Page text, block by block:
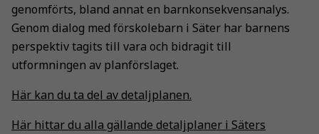
genomförts, bland annat en barnkonsekvensanalys.
Genom dialog med förskolebarn i Säter har barnens
perspektiv tagits till vara och bidragit till
utformningen av planförslaget.
Här kan du ta del av detaljplanen.
Här hittar du alla gällande detaljplaner i Säters